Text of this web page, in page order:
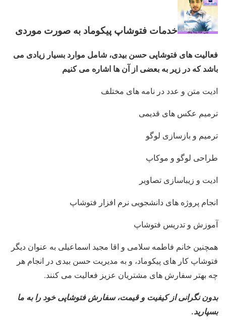
خدمات فتوشاپ پیکوماد به صورت موردی
فعالیت های فتوشاپی حسن بیدی، شامل موارد بسیار زیادی می
باشد که در زیر به بعضی از آن ها اشاره می کنیم
ادیت متن و عدد در نامه های مختلف
ترمیم عکس های قدیمی
ترمیم و بازسازی لوگو
طراحی لوگو و موکاپ
ادیت و زیباسازی تصاویر
انجام پروژه های دانشجویی نرم افزار فتوشاپ
آموزش و تدریس فتوشاپ
همچنین خانم فاطمه سلامی و اقا مجید اسماعیلی به عنوان دیگر
فتوشاپ کار های پیکوماد، و به مدیریت حسن بیدی در انجام هر
چه بهتر سفارش های مشتریان عزیز فعالیت می کنند.
بدون نگرانی از کیفیت و قیمت، سفارش فتوشاپی خود را به ما
بسپارید.